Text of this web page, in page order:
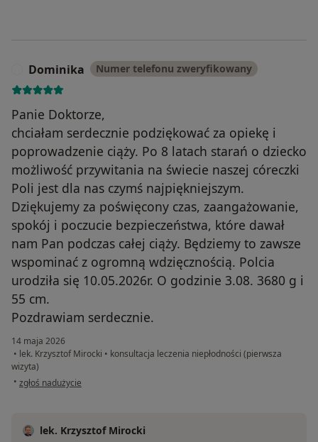
Dominika Numer telefonu zweryfikowany
Panie Doktorze,
chciałam serdecznie podziękować za opiekę i
poprowadzenie ciąży. Po 8 latach starań o dziecko
możliwość przywitania na świecie naszej córeczki
Poli jest dla nas czymś najpiękniejszym.
Dziękujemy za poświęcony czas, zaangażowanie,
spokój i poczucie bezpieczeństwa, które dawał
nam Pan podczas całej ciąży. Będziemy to zawsze
wspominać z ogromną wdzięcznością. Polcia
urodziła się 10.05.2026r. O godzinie 3.08. 3680 g i
55 cm.
Pozdrawiam serdecznie.
14 maja 2026
• lek. Krzysztof Mirocki • konsultacja leczenia niepłodności (pierwsza
wizyta)
• w opinii użytkownika Dominika
zgłoś nadużycie
lek. Krzysztof Mirocki